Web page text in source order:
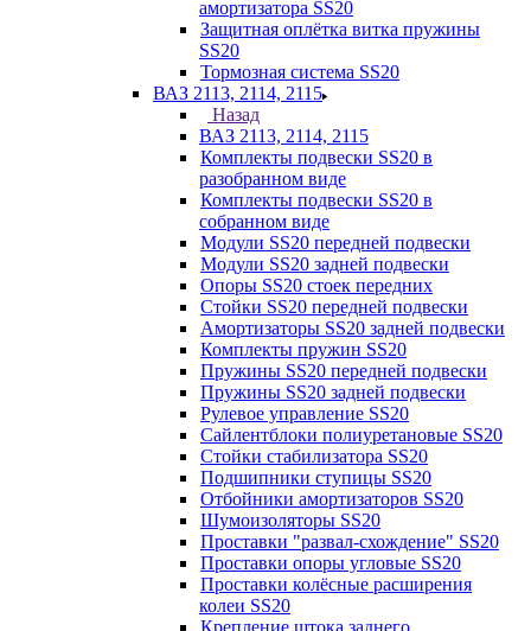
амортизатора SS20
Защитная оплётка витка пружины
SS20
Тормозная система SS20
ВАЗ 2113, 2114, 2115
Назад
ВАЗ 2113, 2114, 2115
Комплекты подвески SS20 в
разобранном виде
Комплекты подвески SS20 в
собранном виде
Модули SS20 передней подвески
Модули SS20 задней подвески
Опоры SS20 стоек передних
Стойки SS20 передней подвески
Амортизаторы SS20 задней подвески
Комплекты пружин SS20
Пружины SS20 передней подвески
Пружины SS20 задней подвески
Рулевое управление SS20
Сайлентблоки полиуретановые SS20
Стойки стабилизатора SS20
Подшипники ступицы SS20
Отбойники амортизаторов SS20
Шумоизоляторы SS20
Проставки "развал-схождение" SS20
Проставки опоры угловые SS20
Проставки колёсные расширения
колеи SS20
Крепление штока заднего